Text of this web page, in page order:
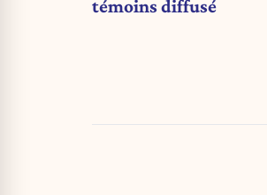
témoins diffusé